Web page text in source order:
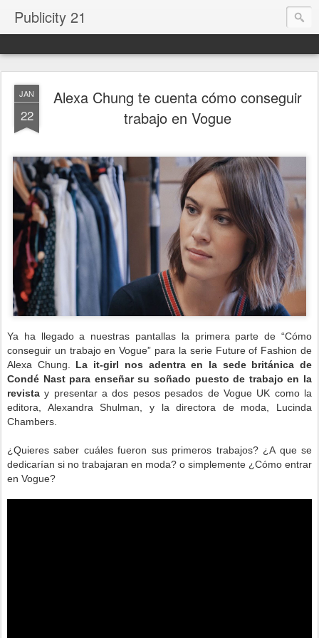
Publicity 21
JAN
22
Alexa Chung te cuenta cómo conseguir
trabajo en Vogue
Ya ha llegado a nuestras pantallas la primera parte de “Cómo
conseguir un trabajo en Vogue” para la serie Future of Fashion de
Alexa Chung. La it-girl nos adentra en la sede británica de
Condé Nast para enseñar su soñado puesto de trabajo en la
revistay presentar a dos pesos pesados de Vogue UK como la
editora, Alexandra Shulman, y la directora de moda, Lucinda
Chambers.
¿Quieres saber cuáles fueron sus primeros trabajos? ¿A que se
dedicarían si no trabajaran en moda? o simplemente ¿Cómo entrar
en Vogue?